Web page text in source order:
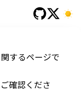
するページで
確認くださ